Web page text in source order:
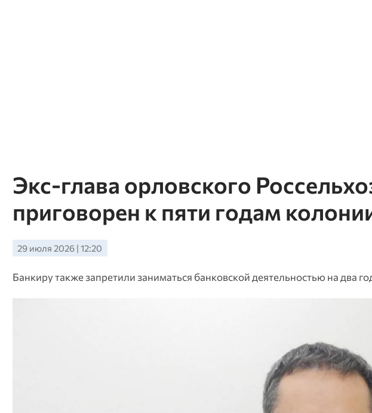
Экс-глава орловского
приговорен к пяти годам
29 июля 2026 | 12:20
Банкиру также запретили заниматься банковской деятельностью на два